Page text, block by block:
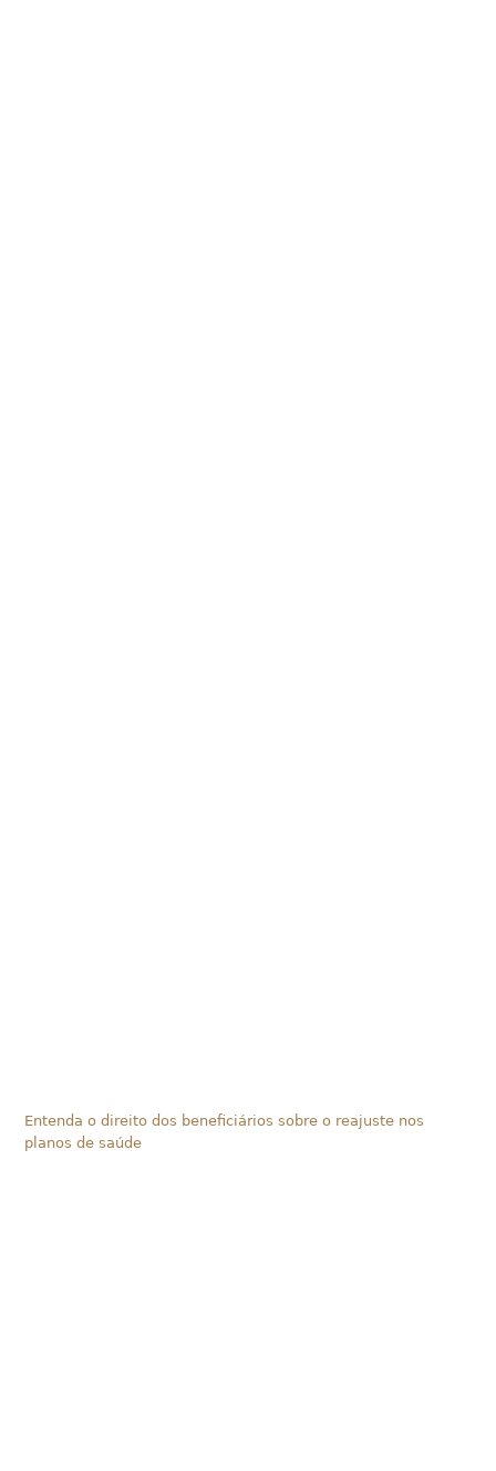
Entenda o direito dos beneficiários sobre o reajuste nos
planos de saúde